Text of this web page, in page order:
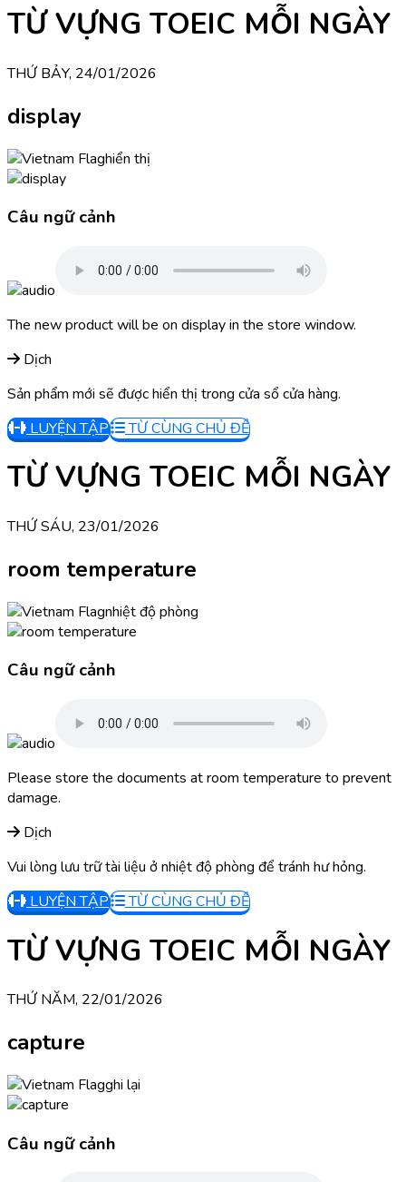
TỪ VỰNG TOEIC MỖI NGÀY
THỨ BẢY, 24/01/2026
display
hiển thị
Câu ngữ cảnh
The new product will be on display in the store window.
Dịch
Sản phẩm mới sẽ được hiển thị trong cửa sổ cửa hàng.
LUYỆN TẬP
TỪ CÙNG CHỦ ĐỀ
TỪ VỰNG TOEIC MỖI NGÀY
THỨ SÁU, 23/01/2026
room temperature
nhiệt độ phòng
Câu ngữ cảnh
Please store the documents at room temperature to prevent
damage.
Dịch
Vui lòng lưu trữ tài liệu ở nhiệt độ phòng để tránh hư hỏng.
LUYỆN TẬP
TỪ CÙNG CHỦ ĐỀ
TỪ VỰNG TOEIC MỖI NGÀY
THỨ NĂM, 22/01/2026
capture
ghi lại
Câu ngữ cảnh